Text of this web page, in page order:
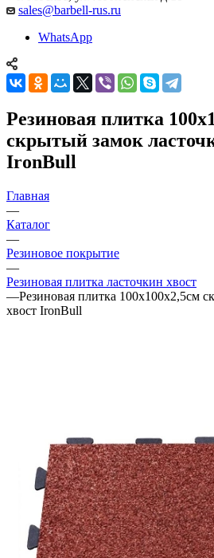
sales@barbell-rus.ru
WhatsApp
Резиновая плитка
скрытый замок
IronBull
Главная
—
Каталог
—
Резиновое покрытие
—
Резиновая плитка ласточкин хвост
—Резиновая плитка 100х100х2,5см
хвост IronBull